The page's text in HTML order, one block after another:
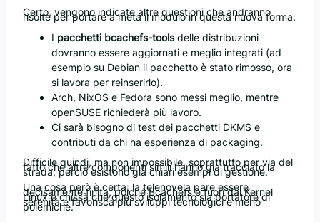
Certo, vengono indicate altre questioni che andranno
risolte per portare a meta il modulo in questa nuova forma:
I pacchetti bcachefs-toolsdelle distribuzioni
dovranno essere aggiornati e meglio integrati (ad
esempio su Debian il pacchetto è stato rimosso, ora
si lavora per reinserirlo).
Arch, NixOS e Fedora sono messi meglio, mentre
openSUSE richiederà più lavoro.
Ci sarà bisogno di test dei pacchetti DKMS e
contributi da chi ha esperienza di packaging.
Difficile quindi, ma non impossibile, soprattutto per via del
fatto che altre componenti simili hanno già tracciato la
strada, perciò esistono già chiari esempi di gestione.
Una cosa però è certa: la telenovela pare essere
decisamente finita, poiché Bcachefs è fuori dal Kernel
Linux e chissà che questo isolamento sia portatore di
serenità e favorisca più sviluppi tecnologici e meno
polemiche.